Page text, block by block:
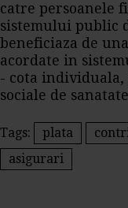
catre persoanele
sistemului public
beneficiaza de
acordate in
- cota
sociale de
Tags: plata
asigurari